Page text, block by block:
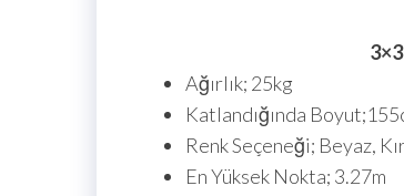
Ağırlık; 25kg
Katlandığında
Renk Seçeneği; Beyaz,
En Yüksek Nokta; 3.27m